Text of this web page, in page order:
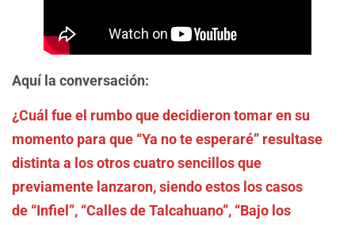
Aquí la conversación:
¿Cuál fue el rumbo que decidieron tomar en su
momento para que “Ya no te esperaré” resultase
distinta a los otros cuatro sencillos que
previamente lanzaron, siendo estos los casos
de “Infiel”, “Calles de Talcahuano”, “Bajo los